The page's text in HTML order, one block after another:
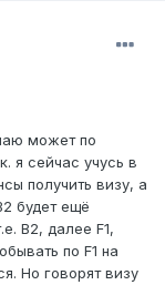
может по
я сейчас учусь в
получить визу, а
будет ещё
B2, далее F1,
по F1 на
Но говорят визу